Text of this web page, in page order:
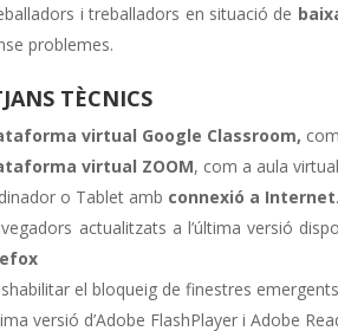
i treballadors en situació de
problemes.
TÈCNICS
virtual Google Classroom,
virtual ZOOM, com a aula
o Tablet amb connexió a Internet.
actualitzats a l’última versió
el bloqueig de finestres
versió d’Adobe FlashPlayer i Adobe